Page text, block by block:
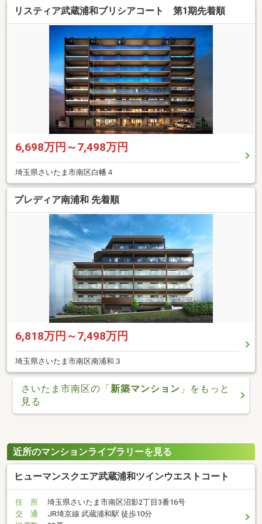
リスティア武蔵浦和ブリシアコート 第1期先着順
6,698万円～7,498万円
埼玉県さいたま市南区白幡４
プレディア南浦和 先着順
6,818万円～7,498万円
埼玉県さいたま市南区南浦和３
さいたま市南区の「新築マンション 」をもっと
見る
近所のマンションライブラリーを見る
ヒューマンスクエア武蔵浦和ツインウエストコート
住 所
埼玉県さいたま市南区沼影2丁目3番16号
交 通
JR埼京線 武蔵浦和駅 徒歩10分